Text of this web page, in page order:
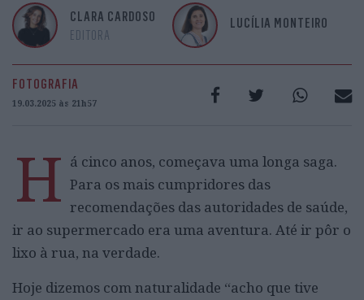
CLARA CARDOSO
EDITORA
LUCÍLIA MONTEIRO
FOTOGRAFIA
19.03.2025 às 21h57
H á cinco anos, começava uma longa saga.
Para os mais cumpridores das
recomendações das autoridades de saúde,
ir ao supermercado era uma aventura. Até ir pôr o
lixo à rua, na verdade.
Hoje dizemos com naturalidade “acho que tive